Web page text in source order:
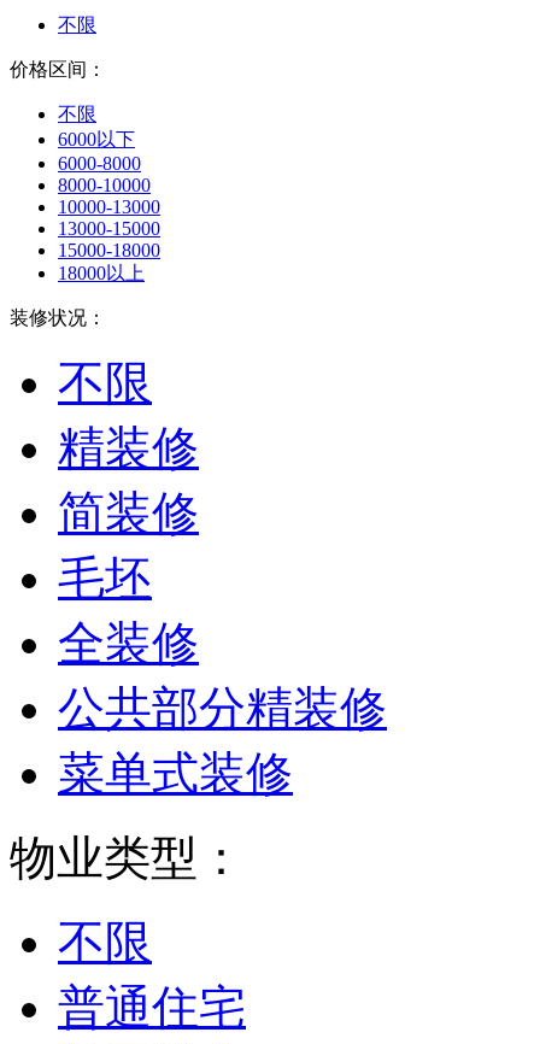
不限
价格区间：
不限
6000以下
6000-8000
8000-10000
10000-13000
13000-15000
15000-18000
18000以上
装修状况：
不限
精装修
简装修
毛坯
全装修
公共部分精装修
菜单式装修
物业类型：
不限
普通住宅